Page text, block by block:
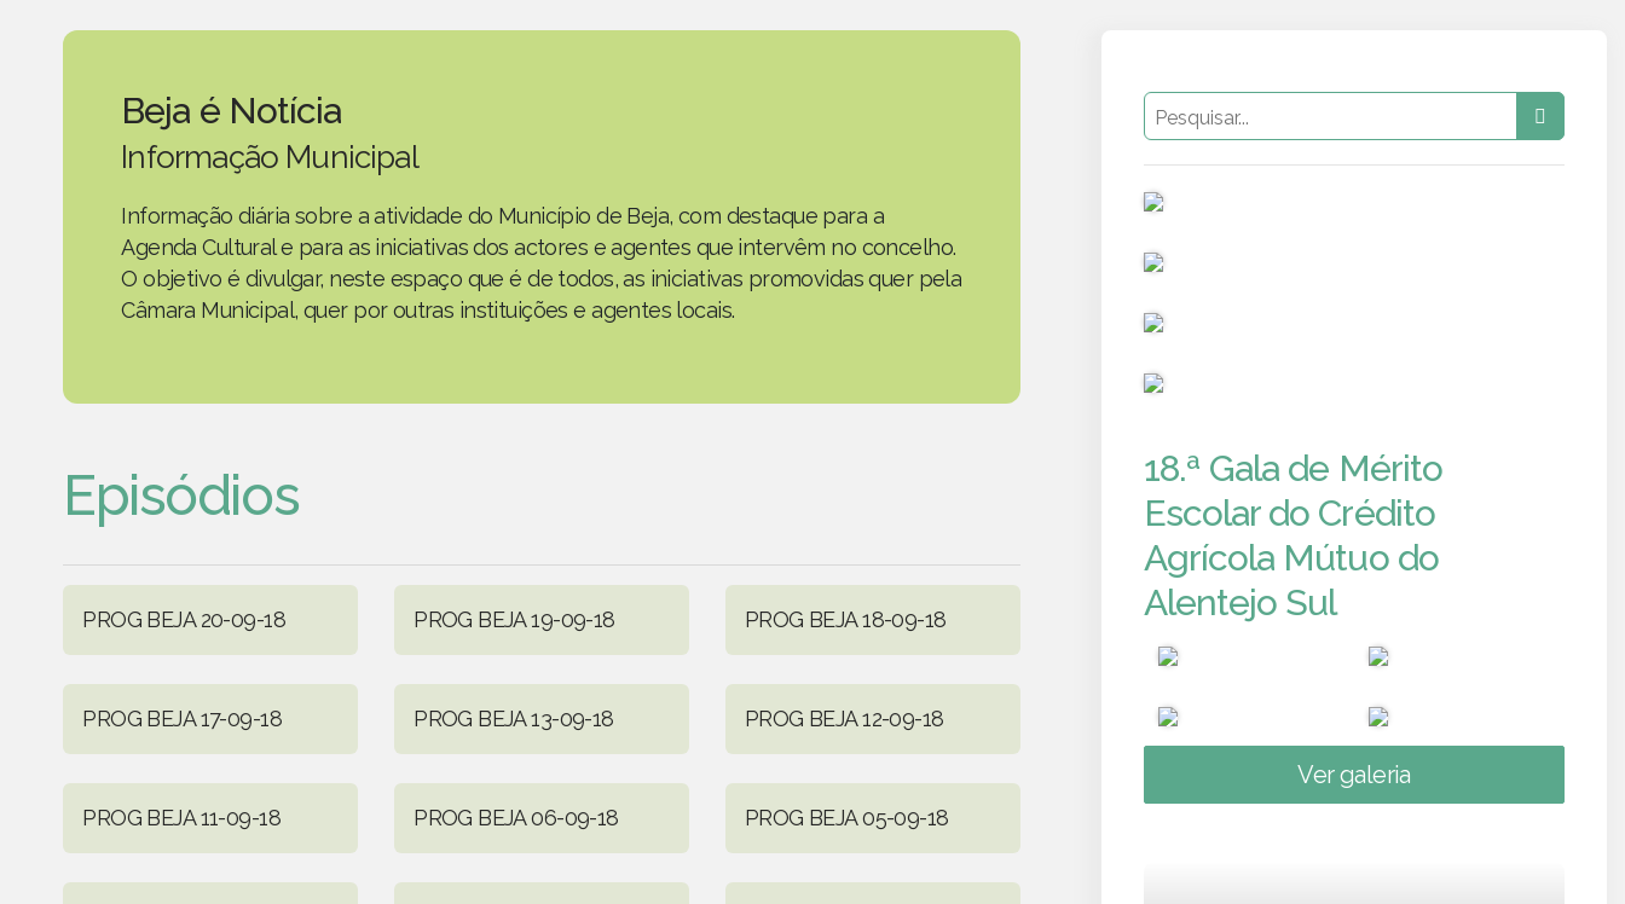
Beja é Notícia
Informação Municipal
Informação diária sobre a atividade do Município de Beja, com destaque para a
Agenda Cultural e para as iniciativas dos actores e agentes que intervêm no concelho.
O objetivo é divulgar, neste espaço que é de todos, as iniciativas promovidas quer pela
Câmara Municipal, quer por outras instituições e agentes locais.
Episódios
PROG BEJA 20-09-18 PROG BEJA 19-09-18 PROG BEJA 18-09-18
PROG BEJA 17-09-18 PROG BEJA 13-09-18 PROG BEJA 12-09-18
PROG BEJA 11-09-18 PROG BEJA 06-09-18 PROG BEJA 05-09-18
18.ª Gala de Mérito
Escolar do Crédito
Agrícola Mútuo do
Alentejo Sul
Ver galeria